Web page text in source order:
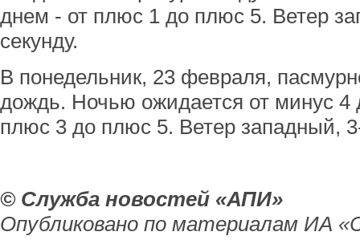
днем - от плюс 1 до плюс 5. Ветер
секунду.
В понедельник, 23 февраля,
дождь. Ночью ожидается от минус 4
плюс 3 до плюс 5. Ветер западный,
© Служба новостей «АПИ»
Опубликовано по материалам ИА